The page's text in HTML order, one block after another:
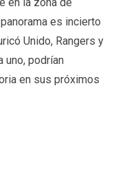
es incierto
Unido, Rangers y
uno, podrían
en sus próximos